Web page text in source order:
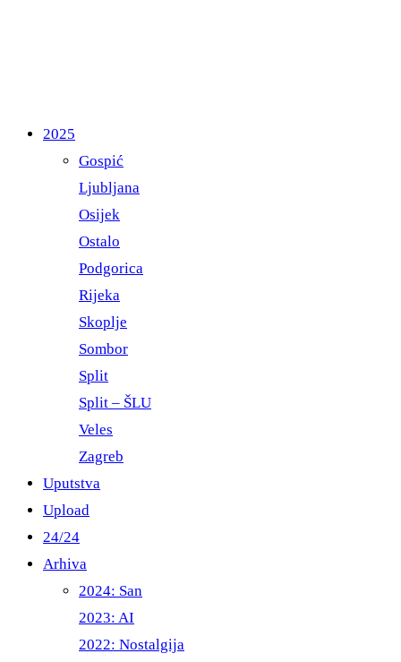
2025
Gospić
Ljubljana
Osijek
Ostalo
Podgorica
Rijeka
Skoplje
Sombor
Split
Split – ŠLU
Veles
Zagreb
Uputstva
Upload
24/24
Arhiva
2024: San
2023: AI
2022: Nostalgija